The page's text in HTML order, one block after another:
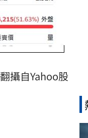
攝自Yahoo股